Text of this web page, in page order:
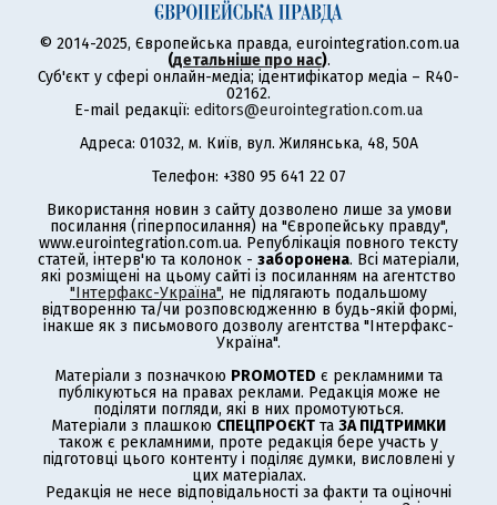
© 2014-2025, Європейська правда, eurointegration.com.ua
(детальніше про нас).
Суб'єкт у сфері онлайн-медіа; ідентифікатор медіа – R40-
02162.
E-mail редакції: editors@eurointegration.com.ua
Адреса: 01032, м. Київ, вул. Жилянська, 48, 50А
Телефон: +380 95 641 22 07
Використання новин з сайту дозволено лише за умови
посилання (гіперпосилання) на "Європейську правду",
www.eurointegration.com.ua. Републікація повного тексту
статей, інтерв'ю та колонок - заборонена. Всі матеріали,
які розміщені на цьому сайті із посиланням на агентство
"Інтерфакс-Україна", не підлягають подальшому
відтворенню та/чи розповсюдженню в будь-якій формі,
інакше як з письмового дозволу агентства "Інтерфакс-
Україна".
Матеріали з позначкою PROMOTED є рекламними та
публікуються на правах реклами. Редакція може не
поділяти погляди, які в них промотуються.
Матеріали з плашкою СПЕЦПРОЄКТ та ЗА ПІДТРИМКИ
також є рекламними, проте редакція бере участь у
підготовці цього контенту і поділяє думки, висловлені у
цих матеріалах.
Редакція не несе відповідальності за факти та оціночні